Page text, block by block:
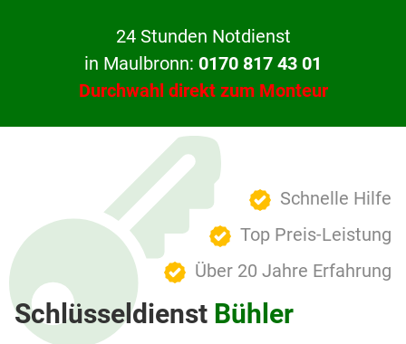
24 Stunden Notdienst
in Maulbronn: 0170 817 43 01
Durchwahl direkt zum Monteur
Schnelle Hilfe
Top Preis-Leistung
Über 20 Jahre Erfahrung
Schlüsseldienst Bühler